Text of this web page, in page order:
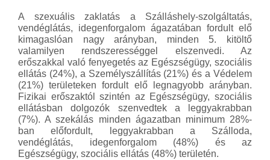
A szexuális zaklatás a Szálláshely-szolgáltatás,
vendéglátás, idegenforgalom ágazatában fordult elő
kimagaslóan nagy arányban, minden 5. kitöltő
valamilyen rendszerességgel elszenvedi. Az
erőszakkal való fenyegetés az Egészségügy, szociális
ellátás (24%), a Személyszállítás (21%) és a Védelem
(21%) területeken fordult elő legnagyobb arányban.
Fizikai erőszaktól szintén az Egészségügy, szociális
ellátásban dolgozók szenvedtek a leggyakrabban
(7%). A szekálás minden ágazatban minimum 28%-
ban előfordult, leggyakrabban a Szálloda,
vendéglátás, idegenforgalom (48%) és az
Egészségügy, szociális ellátás (48%) területén.